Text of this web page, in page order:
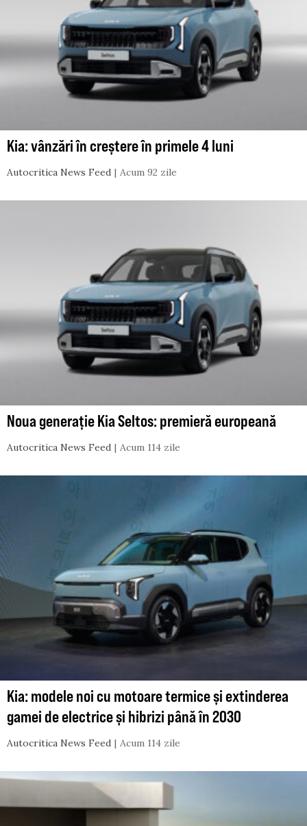
Kia: vânzări în creștere în primele 4 luni
Autocritica News Feed Acum 92 zile
Noua generație Kia Seltos: premieră europeană
Autocritica News Feed Acum 114 zile
Kia: modele noi cu motoare termice și extinderea
gamei de electrice și hibrizi până în 2030
Autocritica News Feed Acum 114 zile